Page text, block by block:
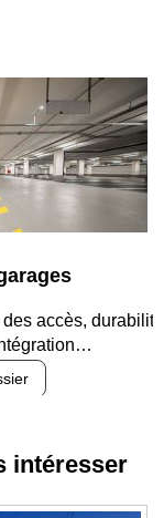
durabilité des
intéresser